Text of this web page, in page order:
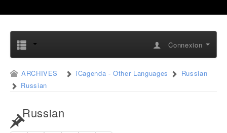
Connexion
ARCHIVES iCagenda - Other Languages
Russian
Russian
Russian